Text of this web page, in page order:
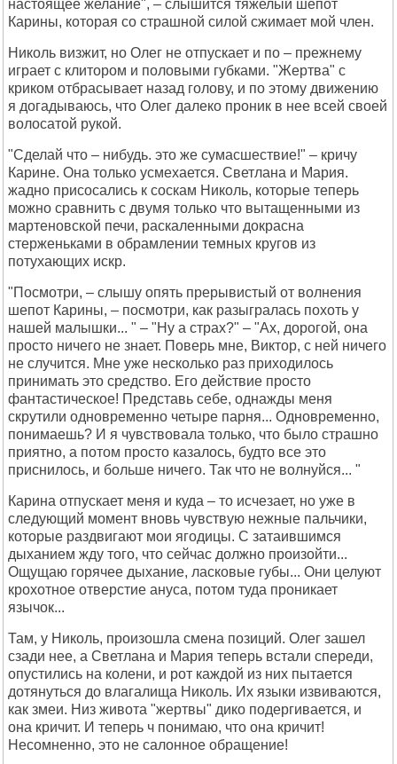
настоящее желание", – слышится тяжелый шепот
Карины, которая со страшной силой сжимает мой член.
Николь визжит, но Олег не отпускает и по – прежнему
играет с клитором и половыми губками. "Жертва" с
криком отбрасывает назад голову, и по этому движению
я догадываюсь, что Олег далеко проник в нее всей своей
волосатой рукой.
"Сделай что – нибудь. это же сумасшествие!" – кричу
Карине. Она только усмехается. Светлана и Мария.
жадно присосались к соскам Николь, которые теперь
можно сравнить с двумя только что вытащенными из
мартеновской печи, раскаленными докрасна
стерженьками в обрамлении темных кругов из
потухающих искр.
"Посмотри, – слышу опять прерывистый от волнения
шепот Карины, – посмотри, как разыгралась похоть у
нашей малышки... " – "Ну а страх?" – "Ах, дорогой, она
просто ничего не знает. Поверь мне, Виктор, с ней ничего
не случится. Мне уже несколько раз приходилось
принимать это средство. Его действие просто
фантастическое! Представь себе, однажды меня
скрутили одновременно четыре парня... Одновременно,
понимаешь? И я чувствовала только, что было страшно
приятно, а потом просто казалось, будто все это
приснилось, и больше ничего. Так что не волнуйся... "
Карина отпускает меня и куда – то исчезает, но уже в
следующий момент вновь чувствую нежные пальчики,
которые раздвигают мои ягодицы. С затаившимся
дыханием жду того, что сейчас должно произойти...
Ощущаю горячее дыхание, ласковые губы... Они целуют
крохотное отверстие ануса, потом туда проникает
язычок...
Там, у Николь, произошла смена позиций. Олег зашел
сзади нее, а Светлана и Мария теперь встали спереди,
опустились на колени, и рот каждой из них пытается
дотянуться до влагалища Николь. Их языки извиваются,
как змеи. Низ живота "жертвы" дико подергивается, и
она кричит. И теперь ч понимаю, что она кричит!
Несомненно, это не салонное обращение!